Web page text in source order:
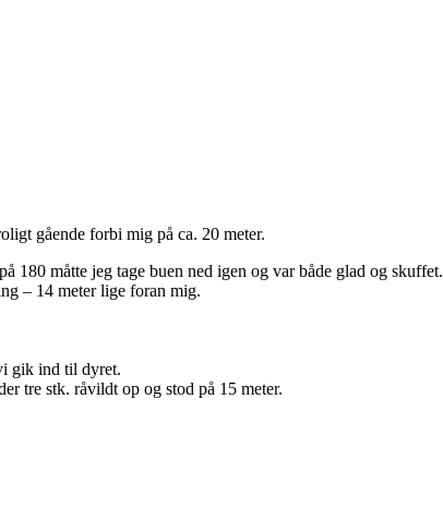
gående forbi mig på ca. 20 meter.
180 måtte jeg tage buen ned igen og var både glad og skuffet.
– 14 meter lige foran mig.
gik ind til dyret.
tre stk. råvildt op og stod på 15 meter.